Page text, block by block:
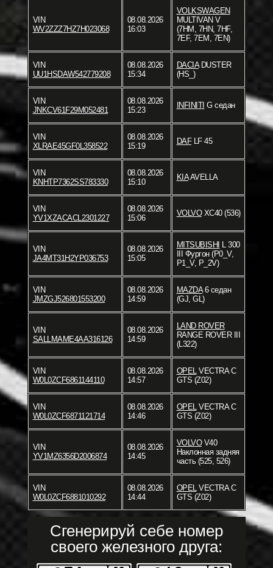
VIN
WV2ZZZ7HZ7H023068
08.08.2026
16:03
VOLKSWAGEN
MULTIVAN V
(7HM, 7HN, 7HF,
7EF, 7EM, 7EN)
VIN
UU1HSDAW542779208
08.08.2026
15:34
DACIADUSTER
(HS_)
VIN
JNKCV61F29M052481
08.08.2026
15:23
INFINITI G седан
VIN
XLRAE45GF0L358522
08.08.2026
15:19
DAFLF 45
VIN
KNHTP7362SS783330
08.08.2026
15:10
KIAAVELLA
VIN
YV1XZACACL2301227
08.08.2026
15:06
VOLVOXC40 (536)
VIN
JA4MT31H2YP036753
08.08.2026
15:05
MITSUBISHI L 300
III Фургон (P0_V,
P1_V, P_2V)
VIN
JMZGJ526801553200
08.08.2026
14:59
MAZDA6 седан
(GJ, GL)
VIN
SALLMAME4AA316126
08.08.2026
14:59
LAND ROVER
RANGE ROVER III
(L322)
VIN
W0L0ZCF6861144110
08.08.2026
14:57
OPELVECTRA C
GTS (Z02)
VIN
W0L0ZCF6871121714
08.08.2026
14:46
OPELVECTRA C
GTS (Z02)
VIN
YV1MZ6356D2006874
08.08.2026
14:45
VOLVOV40
Наклонная задняя
часть (525, 526)
VIN
W0L0ZCF6881010292
08.08.2026
14:44
OPELVECTRA C
GTS (Z02)
Сгенерируй себе номер
своего железного друга: